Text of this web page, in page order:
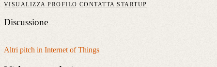
VISUALIZZA PROFILO CONTATTA STARTUP
Discussione
Altri pitch in Internet of Things